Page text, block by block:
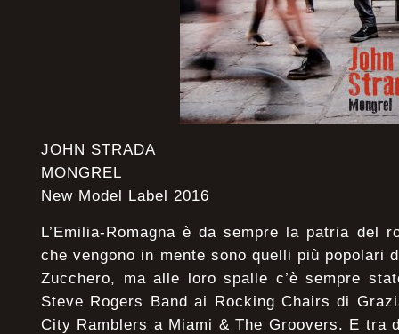
JOHN STRADA
MONGREL
New Model Label 2016
L’Emilia-Romagna è da sempre la patria del
che vengono in mente sono quelli più popolari
Zucchero, ma alle loro spalle c’è sempre
Steve Rogers Band ai Rocking Chairs di
City Ramblers a Miami & The Groovers. E tra